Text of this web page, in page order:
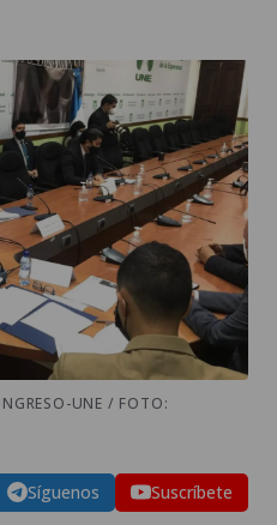
UNE / FOTO:
Síguenos Suscríbete